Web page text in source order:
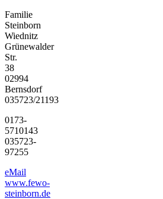
Familie
Steinborn
Wiednitz
Grünewalder
Str.
38
02994
Bernsdorf
035723/21193
0173-
5710143
035723-
97255
eMail
www.fewo-
steinborn.de